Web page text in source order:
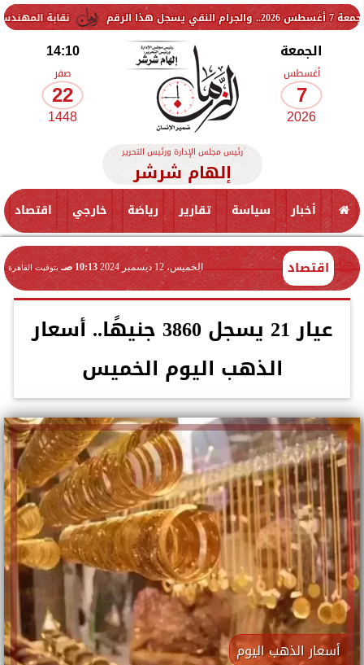
نقابة المهندسين تشكل لجنة
الجمعة
أغسطس
7
2026
14:10
صفر
22
1448
رئيس مجلس الإدارة ورئيس التحرير
إلهام شرشر
أخبار سياسة تقارير رياضة خارجي اقتصاد
اقتصاد الخميس، 12 ديسمبر 2024 10:13 صـ بتوقيت القاهرة
عيار 21 يسجل 3860 جنيهًا.. أسعار
الذهب اليوم الخميس
أسعار الذهب اليوم